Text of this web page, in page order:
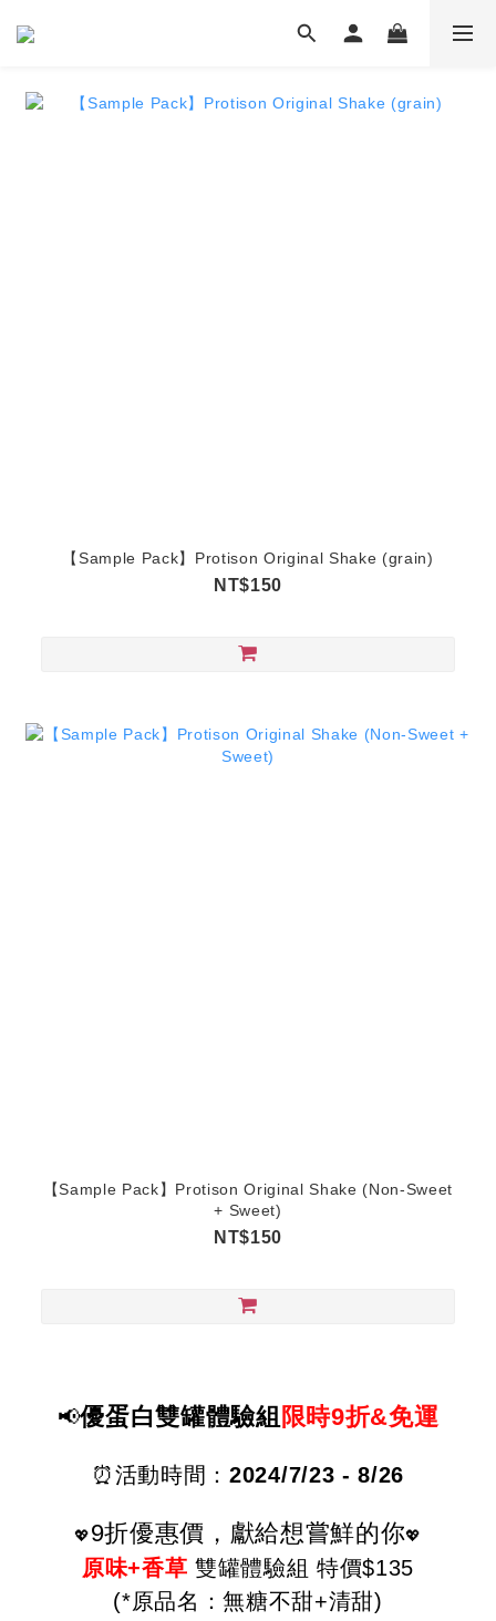
【Sample Pack】Protison Original Shake (grain)
NT$150
【Sample Pack】Protison Original Shake (Non-Sweet
+ Sweet)
NT$150
📢優蛋白雙罐體驗組 限時9折&免運
⏰活動時間：2024/7/23 - 8/26
💖9折優惠價，獻給想嘗鮮的你💖
原味+香草 雙罐體驗組 特價$135
(*原品名：無糖不甜+清甜)